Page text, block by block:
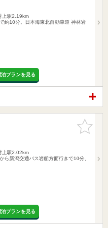
上駅2.19km
約10分。日本海東北自動車道 神林岩
プランを見る
お気に入
りに追加
上駅2.02km
ら新潟交通バス岩船方面行きで10分、
プランを見る